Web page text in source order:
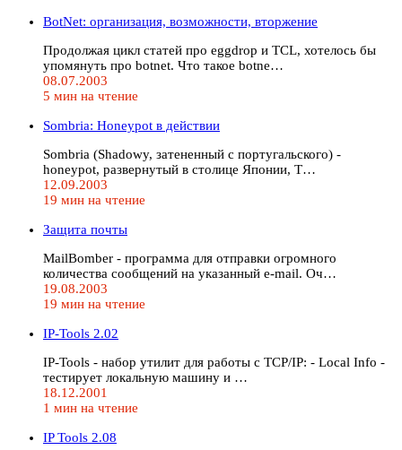
BotNet: организация, возможности, вторжение
Продолжая цикл статей про eggdrop и TCL, хотелось бы
упомянуть про botnet. Что такое botne…
08.07.2003
5 мин на чтение
Sombria: Honeypot в действии
Sombria (Shadowy, затененный с португальского) -
honeypot, развернутый в столице Японии, Т…
12.09.2003
19 мин на чтение
Защита почты
MailBomber - программа для отправки огромного
количества сообщений на указанный e-mail. Оч…
19.08.2003
19 мин на чтение
IP-Tools 2.02
IP-Tools - набор утилит для работы с TCP/IP: - Local Info -
тестирует локальную машину и …
18.12.2001
1 мин на чтение
IP Tools 2.08